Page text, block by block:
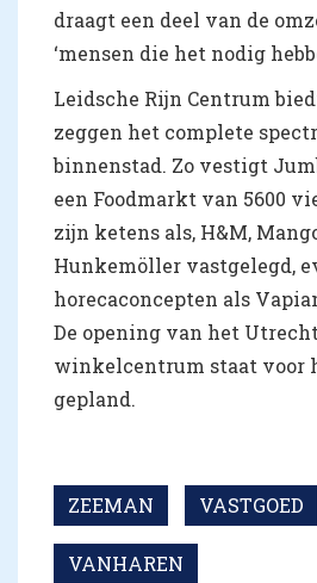
draagt een deel van de
‘mensen die het nodig
Leidsche Rijn Centrum
zeggen het complete
binnenstad. Zo vestigt
een Foodmarkt van 5600
zijn ketens als, H&M,
Hunkemöller vastgelegd,
horecaconcepten als
De opening van het
winkelcentrum staat voor
gepland.
ZEEMAN VASTGOED
VANHAREN